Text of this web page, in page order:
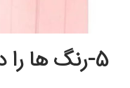
5-رنگ ها را دسته بندی کنید